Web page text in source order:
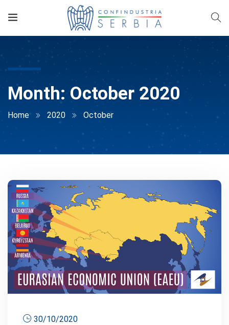
Month: October 2020
Home 2020 October
30/10/2020